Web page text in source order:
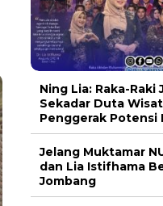
Ning Lia: Raka-Raki
Sekadar Duta
Penggerak Potensi
Jelang Muktamar
dan Lia Istifhama
Jombang